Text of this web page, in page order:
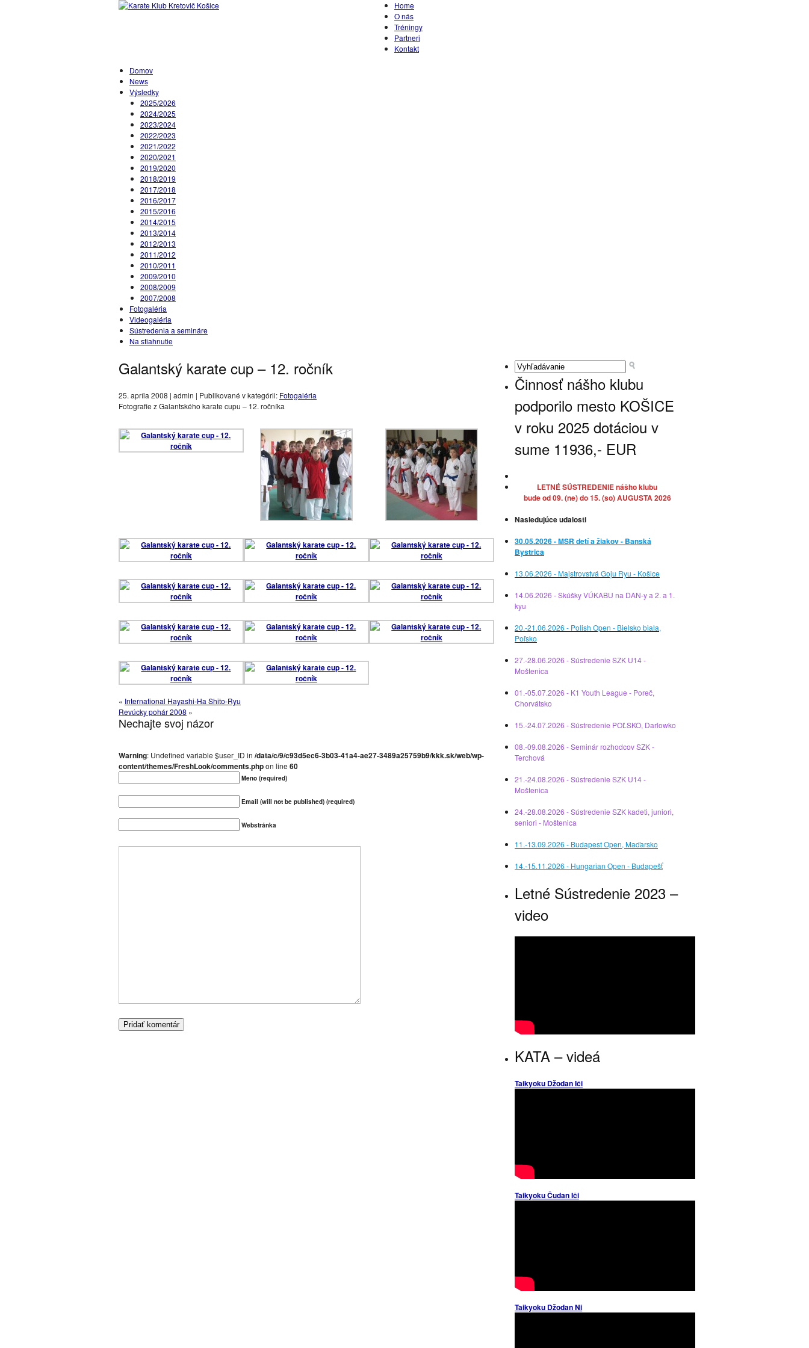
Home
O nás
Tréningy
Partneri
Kontakt
Domov
News
Výsledky
2025/2026
2024/2025
2023/2024
2022/2023
2021/2022
2020/2021
2019/2020
2018/2019
2017/2018
2016/2017
2015/2016
2014/2015
2013/2014
2012/2013
2011/2012
2010/2011
2009/2010
2008/2009
2007/2008
Fotogaléria
Videogaléria
Sústredenia a semináre
Na stiahnutie
Galantský karate cup – 12. ročník
25. apríla 2008 | admin | Publikované v kategórii: Fotogaléria
Fotografie z Galantského karate cupu – 12. ročníka
« International Hayashi-Ha Shito-Ryu
Revúcky pohár 2008 »
Nechajte svoj názor
Warning: Undefined variable $user_ID in /data/c/9/c93d5ec6-3b03-41a4-ae27-3489a25759b9/kkk.sk/web/wp-
content/themes/FreshLook/comments.phpon line 60
Meno (required)
Email (will not be published) (required)
Webstránka
Činnosť nášho klubu
podporilo mesto KOŠICE
v roku 2025 dotáciou v
sume 11936,- EUR
LETNÉ SÚSTREDENIE nášho klubu
bude od 09. (ne) do 15. (so) AUGUSTA 2026
Nasledujúce udalosti
30.05.2026 - MSR detí a žiakov - Banská
Bystrica
13.06.2026 - Majstrovstvá Goju Ryu - Košice
14.06.2026 - Skúšky VÚKABU na DAN-y a 2. a 1.
kyu
20.-21.06.2026 - Polish Open - Bielsko biala,
Poľsko
27.-28.06.2026 - Sústredenie SZK U14 -
Moštenica
01.-05.07.2026 - K1 Youth League - Poreč,
Chorvátsko
15.-24.07.2026 - Sústredenie POĽSKO, Darlowko
08.-09.08.2026 - Seminár rozhodcov SZK -
Terchová
21.-24.08.2026 - Sústredenie SZK U14 -
Moštenica
24.-28.08.2026 - Sústredenie SZK kadeti, juniori,
seniori - Moštenica
11.-13.09.2026 - Budapest Open, Maďarsko
14.-15.11.2026 - Hungarian Open - Budapešť
Letné Sústredenie 2023 –
video
KATA – videá
Taikyoku Džodan Iči
Taikyoku Čudan Iči
Taikyoku Džodan Ni